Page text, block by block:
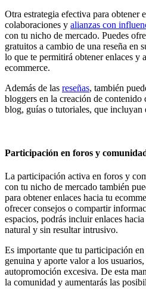
Otra estrategia efectiva para obtener
colaboraciones y alianzas con
con tu nicho de mercado. Puedes
gratuitos a cambio de una reseña en
lo que te permitirá obtener enlaces y
ecommerce.
Además de las reseñas, también
bloggers en la creación de
blog, guías o tutoriales, que incluyan
Participación en foros y
La participación activa en foros y
con tu nicho de mercado también
para obtener enlaces hacia tu
ofrecer consejos o compartir
espacios, podrás incluir enlaces
natural y sin resultar intrusivo.
Es importante que tu participación
genuina y aporte valor a los
autopromoción excesiva. De esta
la comunidad y aumentarás las